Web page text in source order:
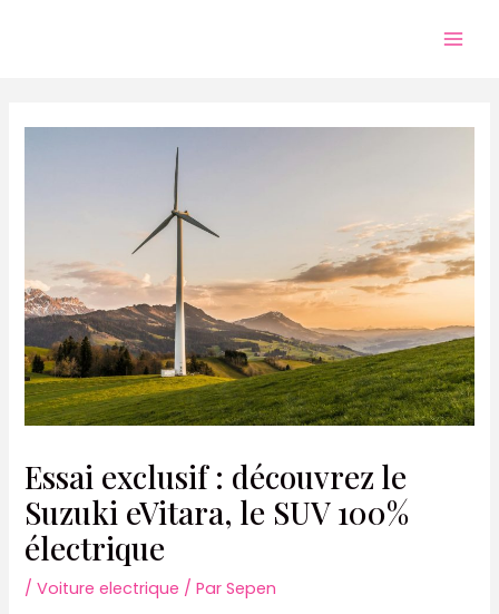
Essai exclusif : découvrez le
Suzuki eVitara, le SUV 100%
électrique
/Voiture electrique / ParSepen